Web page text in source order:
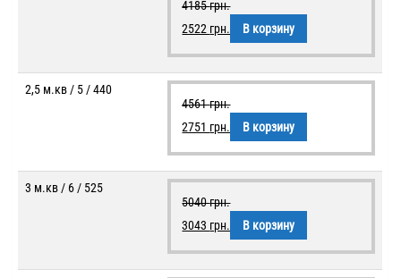
4185грн.
2522 грн. В корзину
2,5 м.кв / 5 / 440
4561грн.
2751 грн. В корзину
3 м.кв / 6 / 525
5040грн.
3043 грн. В корзину